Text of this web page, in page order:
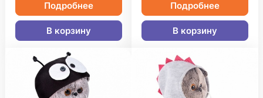
Подробнее
В корзину
Подробнее
В корзину